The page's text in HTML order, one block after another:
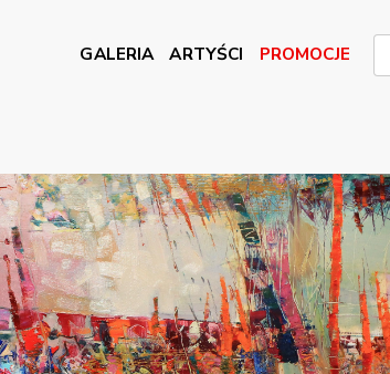
GALERIA ARTYŚCI PROMOCJE